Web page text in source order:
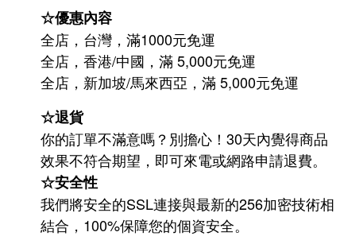
☆優惠內容
全店，台灣，滿1000元免運
全店，香港/中國，滿 5,000元免運
全店，新加坡/馬來西亞，滿 5,000元免運
☆退貨
你的訂單不滿意嗎？別擔心！30天內覺得商品
效果不符合期望，即可來電或網路申請退費。
☆安全性
我們將安全的SSL連接與最新的256加密技術相
結合，100%保障您的個資安全。